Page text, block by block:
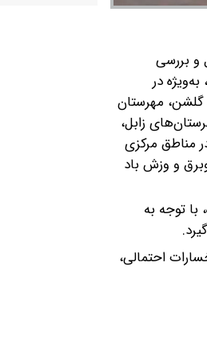
۴۲، افزود: براساس تحلیل و بررسی
جنوب غرب، به‌ویژه در
گلشن، مهرستان
زابل،
مناطق مرکزی
و وزش باد
توجه به
احتمالی،